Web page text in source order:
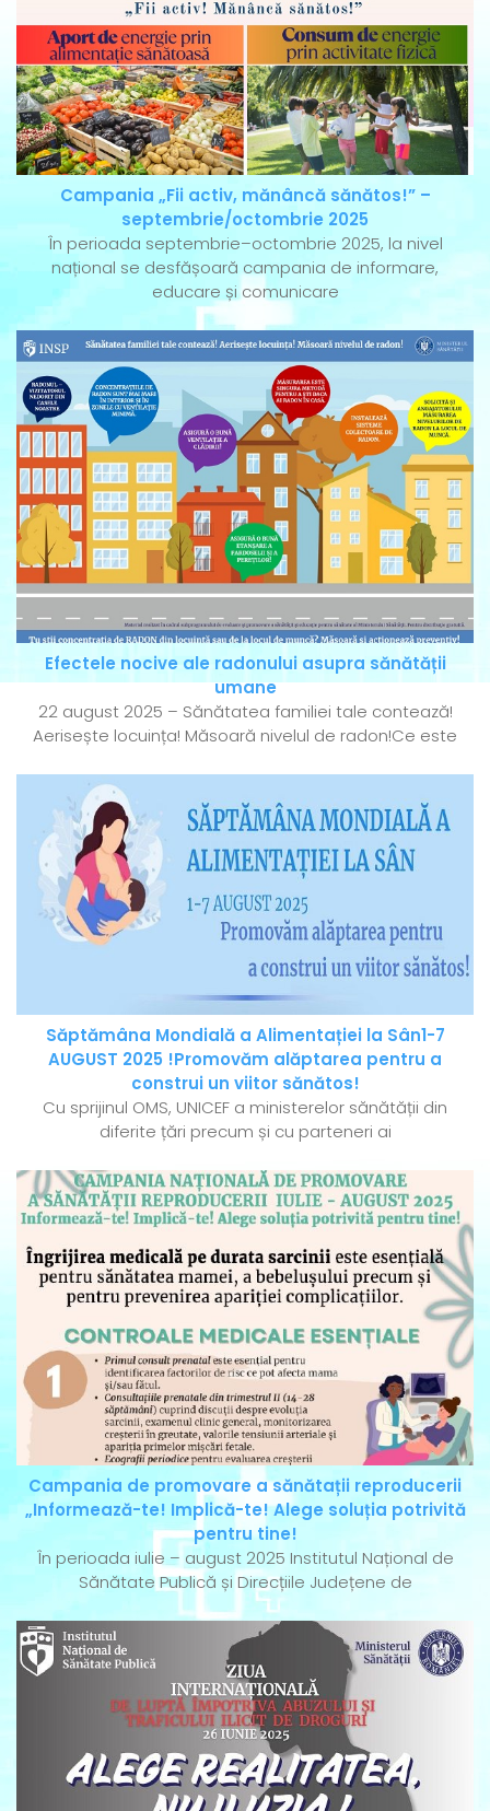
Campania „Fii activ, mănâncă sănătos!” –
septembrie/octombrie 2025
În perioada septembrie–octombrie 2025, la nivel
național se desfășoară campania de informare,
educare și comunicare
Efectele nocive ale radonului asupra sănătății
umane
22 august 2025 – Sănătatea familiei tale contează!
Aerisește locuința! Măsoară nivelul de radon!Ce este
Săptămâna Mondială a Alimentației la Sân1-7
AUGUST 2025 !Promovăm alăptarea pentru a
construi un viitor sănătos!
Cu sprijinul OMS, UNICEF a ministerelor sănătății din
diferite țări precum și cu parteneri ai
Campania de promovare a sănătații reproducerii
„Informează-te! Implică-te! Alege soluția potrivită
pentru tine!
În perioada iulie – august 2025 Institutul Național de
Sănătate Publică și Direcțiile Județene de